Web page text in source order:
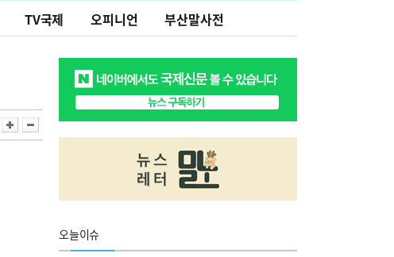
TV국제 오피니언 부산말사전
오늘이슈